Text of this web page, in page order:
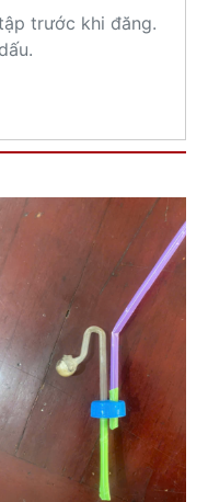
trước khi đăng.